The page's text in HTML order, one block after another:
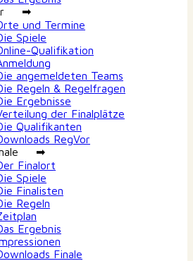
➡
und Termine
Spiele
Qualifikation
angemeldeten Teams
Regeln & Regelfragen
Ergebnisse
der Finalplätze
Qualifikanten
RegVor
➡
Finalort
Spiele
Finalisten
Regeln
Ergebnis
Finale